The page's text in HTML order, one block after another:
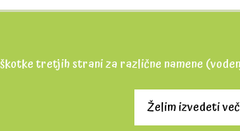
tretjih strani za različne namene
Želim izvedeti več